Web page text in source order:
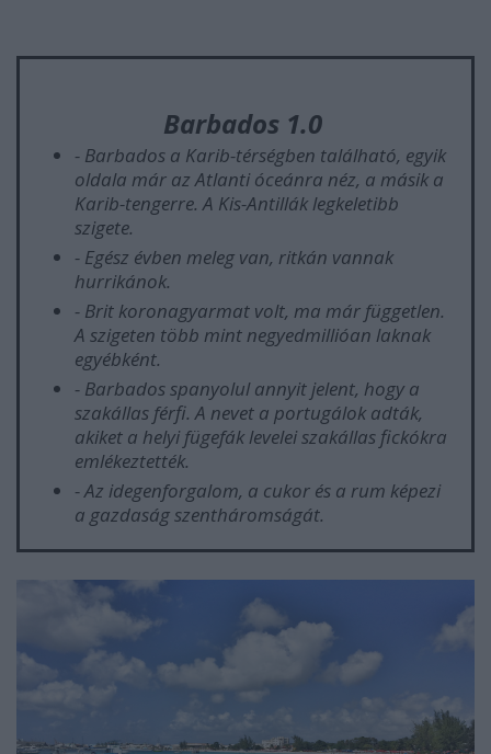
Barbados 1.0
- Barbados a Karib-térségben található, egyik
oldala már az Atlanti óceánra néz, a másik a
Karib-tengerre. A Kis-Antillák legkeletibb
szigete.
- Egész évben meleg van, ritkán vannak
hurrikánok.
- Brit koronagyarmat volt, ma már független.
A szigeten több mint negyedmillióan laknak
egyébként.
- Barbados spanyolul annyit jelent, hogy a
szakállas férfi. A nevet a portugálok adták,
akiket a helyi fügefák levelei szakállas fickókra
emlékeztették.
- Az idegenforgalom, a cukor és a rum képezi
a gazdaság szentháromságát.